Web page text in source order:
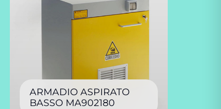
ARMADIO ASPIRATO
BASSO MA902180